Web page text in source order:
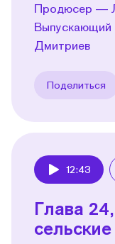
Продюсер —
Дмитриев
Поделиться
12:43
Глава